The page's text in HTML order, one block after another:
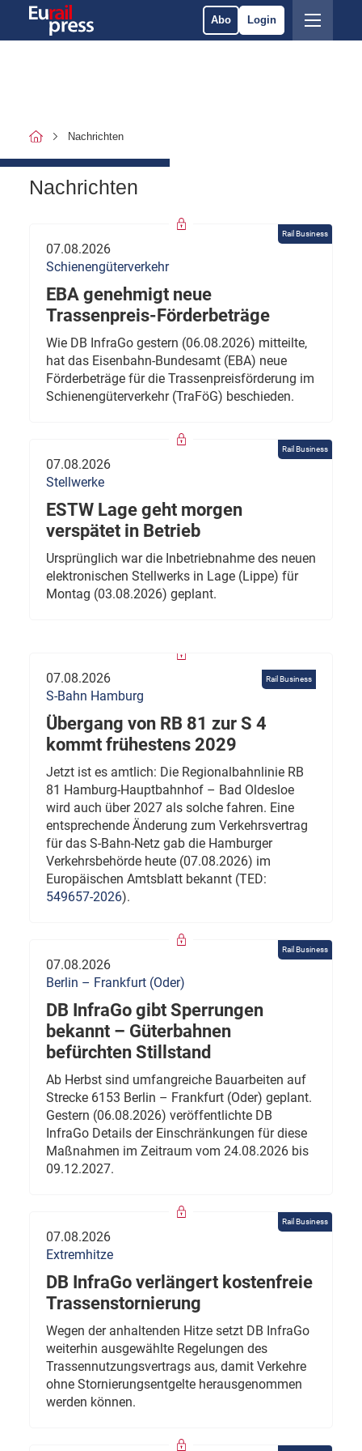
Abo Login
Nachrichten
Nachrichten
Rail Business
07.08.2026
Schienengüterverkehr
EBA genehmigt neue
Trassenpreis-Förderbeträge
Wie DB InfraGo gestern (06.08.2026) mitteilte,
hat das Eisenbahn-Bundesamt (EBA) neue
Förderbeträge für die Trassenpreisförderung im
Schienengüterverkehr (TraFöG) beschieden.
Rail Business
07.08.2026
Stellwerke
ESTW Lage geht morgen
verspätet in Betrieb
Ursprünglich war die Inbetriebnahme des neuen
elektronischen Stellwerks in Lage (Lippe) für
Montag (03.08.2026) geplant.
Rail Business
07.08.2026
S-Bahn Hamburg
Übergang von RB 81 zur S 4
kommt frühestens 2029
Jetzt ist es amtlich: Die Regionalbahnlinie RB
81 Hamburg-Hauptbahnhof – Bad Oldesloe
wird auch über 2027 als solche fahren. Eine
entsprechende Änderung zum Verkehrsvertrag
für das S-Bahn-Netz gab die Hamburger
Verkehrsbehörde heute (07.08.2026) im
Europäischen Amtsblatt bekannt (TED:
549657-2026).
Rail Business
07.08.2026
Berlin – Frankfurt (Oder)
DB InfraGo gibt Sperrungen
bekannt – Güterbahnen
befürchten Stillstand
Ab Herbst sind umfangreiche Bauarbeiten auf
Strecke 6153 Berlin – Frankfurt (Oder) geplant.
Gestern (06.08.2026) veröffentlichte DB
InfraGo Details der Einschränkungen für diese
Maßnahmen im Zeitraum vom 24.08.2026 bis
09.12.2027.
Rail Business
07.08.2026
Extremhitze
DB InfraGo verlängert kostenfreie
Trassenstornierung
Wegen der anhaltenden Hitze setzt DB InfraGo
weiterhin ausgewählte Regelungen des
Trassennutzungsvertrags aus, damit Verkehre
ohne Stornierungsentgelte herausgenommen
werden können.